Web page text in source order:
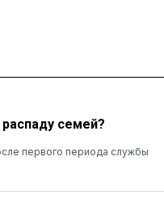
семей?
первого периода службы